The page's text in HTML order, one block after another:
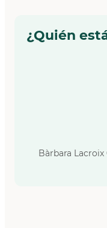
¿Quién
Bàrbara